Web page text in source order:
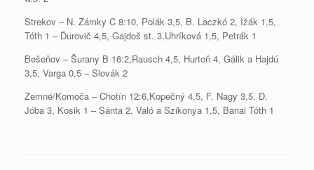
Strekov – N. Zámky C 8:10, Polák 3,5, B. Laczkó 2, Ižák 1,5,
Tóth 1 – Ďurovič 4,5, Gajdoš st. 3,Uhríková 1,5, Petrák 1
Bešeňov – Šurany B 16:2,Rausch 4,5, Hurtoň 4, Gálik a Hajdú
3,5, Varga 0,5 – Slovák 2
Zemné/Komoča – Chotín 12:6,Kopečný 4,5, F. Nagy 3,5, D.
Jóba 3, Kosik 1 – Sánta 2, Való a Szikonya 1,5, Banai Tóth 1